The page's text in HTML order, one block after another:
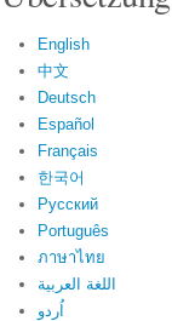
English
中文
Deutsch
Español
Français
한국어
Русский
Português
ภาษาไทย
اللغة العربية
اُردو